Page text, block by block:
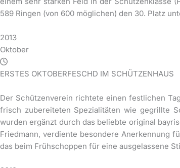
589 Ringen (von 600 möglichen) den 30. Platz
2013
Oktober
ERSTES OKTOBERFESCHD IM SCHÜTZENHAUS
Der Schützenverein richtete einen festlichen
frisch zubereiteten Spezialitäten wie gegrillte
wurden ergänzt durch das beliebte original
Friedmann, verdiente besondere Anerkennung
das beim Frühschoppen für eine ausgelassene